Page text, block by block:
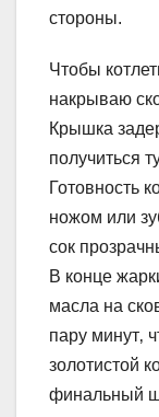
стороны.
Чтобы
накрываю
Крышка
получиться
Готовность
ножом или
сок
В конце
масла на
пару минут‚
золотистой
финальный